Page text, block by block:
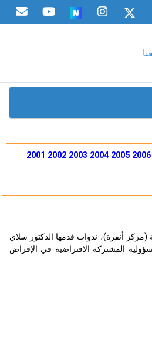
2006
2005
2004
2003
2002
2001
(مركز أنقرة)، ندوات قدمها الدكتور سلاي
المشتركة الافتراضية في الإقراض